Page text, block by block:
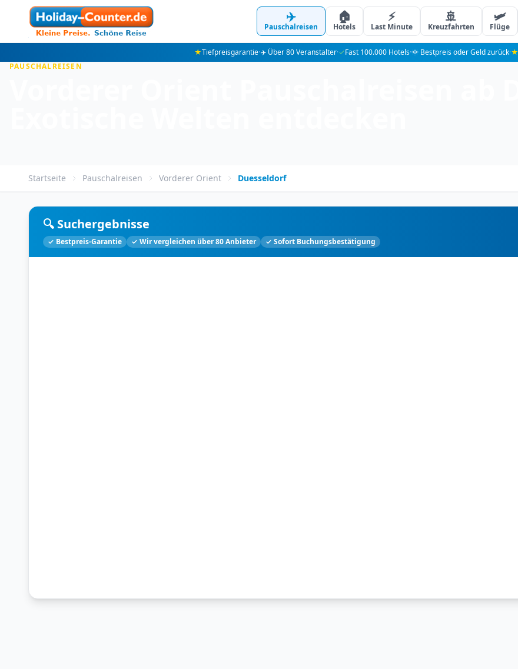
✈️
Pauschalreisen
🏠
Hotels
⚡
Last Minute
🚢
Kreuzfahrten
🛩️
Flüge
★Tiefpreisgarantie·✈️ Über 80 Veranstalter·✓Fast 100.000 Hotels·🌞 Bestpreis oder Geld zurück·★
PAUSCHALREISEN
Startseite Pauschalreisen Vorderer Orient Duesseldorf
🔍 Suchergebnisse
✓ Bestpreis-Garantie ✓ Wir vergleichen über 80 Anbieter ✓ Sofort Buchungsbestätigung